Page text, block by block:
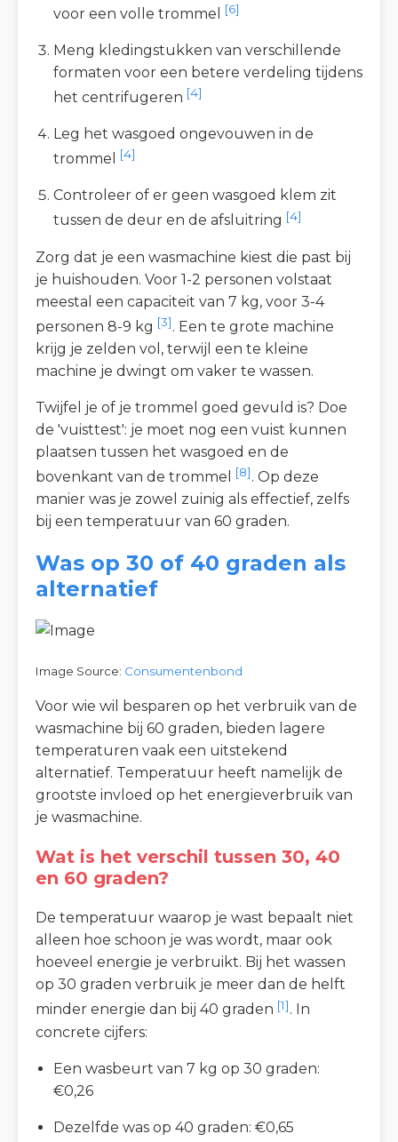
voor een volle trommel
[6]
Meng kledingstukken van verschillende
formaten voor een betere verdeling tijdens
het centrifugeren [4]
Leg het wasgoed ongevouwen in de
trommel
[4]
Controleer of er geen wasgoed klem zit
tussen de deur en de afsluitring [4]
Zorg dat je een wasmachine kiest die past bij
je huishouden. Voor 1-2 personen volstaat
meestal een capaciteit van 7 kg, voor 3-4
personen 8-9 kg [3]. Een te grote machine
krijg je zelden vol, terwijl een te kleine
machine je dwingt om vaker te wassen.
Twijfel je of je trommel goed gevuld is? Doe
de 'vuisttest': je moet nog een vuist kunnen
plaatsen tussen het wasgoed en de
bovenkant van de trommel
[8]. Op deze
manier was je zowel zuinig als effectief, zelfs
bij een temperatuur van 60 graden.
Was op 30 of 40 graden als
alternatief
Image Source: Consumentenbond
Voor wie wil besparen op het verbruik van de
wasmachine bij 60 graden, bieden lagere
temperaturen vaak een uitstekend
alternatief. Temperatuur heeft namelijk de
grootste invloed op het energieverbruik van
je wasmachine.
Wat is het verschil tussen 30, 40
en 60 graden?
De temperatuur waarop je wast bepaalt niet
alleen hoe schoon je was wordt, maar ook
hoeveel energie je verbruikt. Bij het wassen
op 30 graden verbruik je meer dan de helft
minder energie dan bij 40 graden [1]. In
concrete cijfers:
Een wasbeurt van 7 kg op 30 graden:
€0,26
Dezelfde was op 40 graden: €0,65